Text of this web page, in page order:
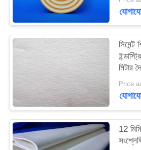
PRIVACY
POLICY
সিমেন্ট
মিটার
12